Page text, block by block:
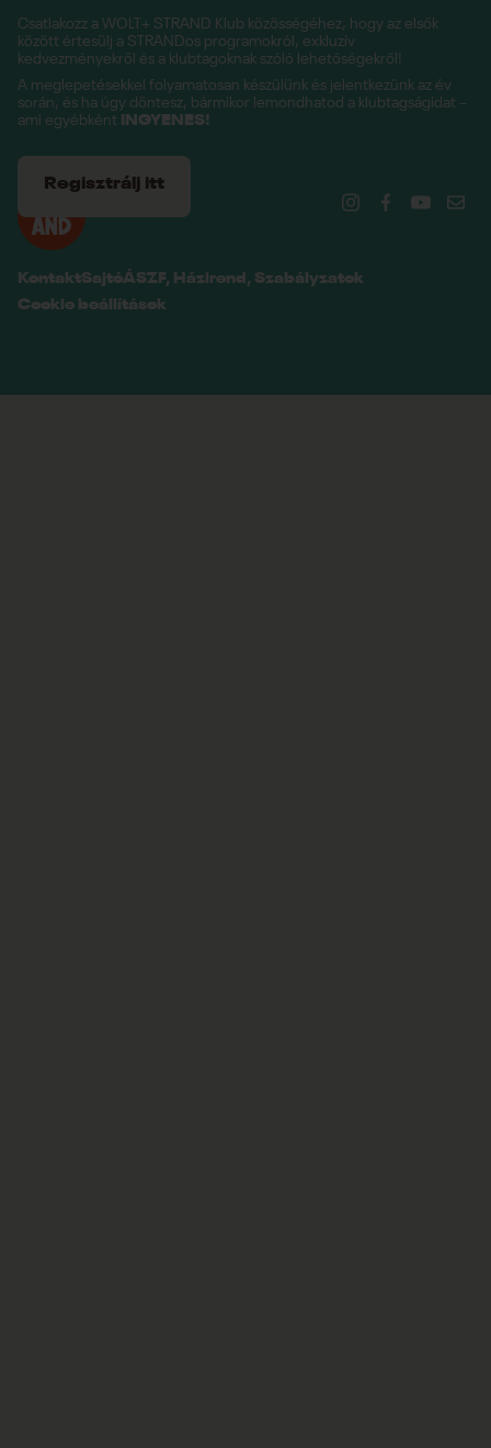
KontaktSajtóÁSZF, Házirend, Szabályzatok
Cookie beállítások
Csatlakozz a WOLT+ STRAND Klub közösségéhez, hogy az elsők
között értesülj a STRANDos programokról, exkluzív
kedvezményekről és a klubtagoknak szóló lehetőségekről!
A meglepetésekkel folyamatosan készülünk és jelentkezünk az év
során, és ha úgy döntesz, bármikor lemondhatod a klubtagságidat –
ami egyébként
INGYENES!
Regisztrálj itt